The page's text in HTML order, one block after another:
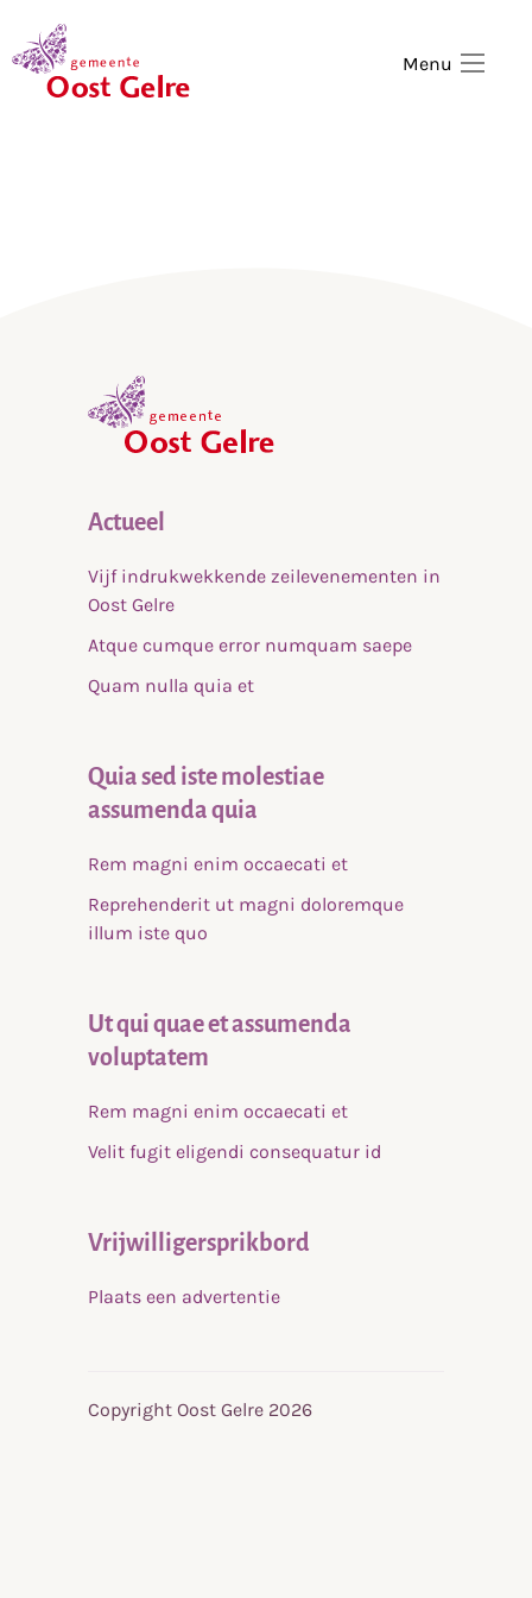
Menu
Actueel
Vijf indrukwekkende zeilevenementen in
Oost Gelre
Atque cumque error numquam saepe
Quam nulla quia et
Quia sed iste molestiae
assumenda quia
Rem magni enim occaecati et
Reprehenderit ut magni doloremque
illum iste quo
Ut qui quae et assumenda
voluptatem
Rem magni enim occaecati et
Velit fugit eligendi consequatur id
Vrijwilligersprikbord
Plaats een advertentie
Copyright Oost Gelre 2026